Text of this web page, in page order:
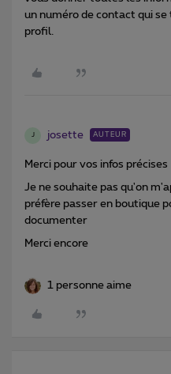
un numéro de contact qui
profil.
J josette AUTEUR
Merci pour vos infos précises
Je ne souhaite pas qu'on
préfère passer en boutique
documenter
Merci encore
1 personne aime